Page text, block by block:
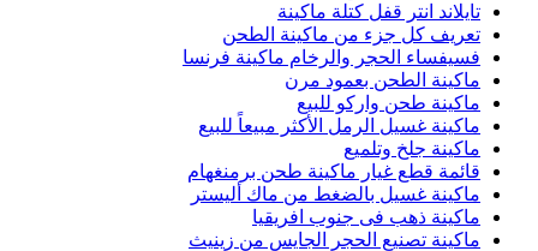
تايلاند انتر قفل كتلة ماكينة
تعريف كل جزء من ماكينة الطحن
فسيفساء الحجر والرخام ماكينة فرنسا
ماكينة الطحن بعمود مرن
ماكينة طحن واركو للبيع
ماكينة غسيل الرمل الأكثر مبيعاً للبيع
ماكينة جلخ وتلميع
قائمة قطع غيار ماكينة طحن برمنغهام
ماكينة غسيل بالضغط من ماك أليستر
ماكينة ذهب فى جنوب افريقيا
ماكينة تصنيع الحجر الجايس من زينيث